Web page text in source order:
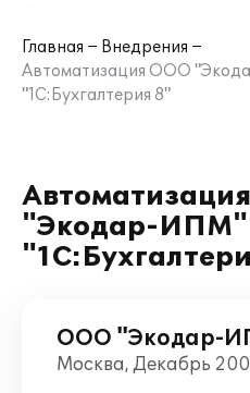
Главная
Внедрения
Автоматизация ООО
"1С:Бухгалтерия 8"
"Экодар-ИПМ"
ООО "Экодар-
Москва, Декабрь